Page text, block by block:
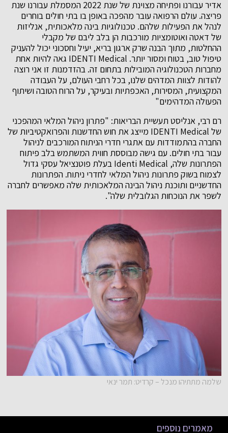
אדיר עבורנו ופתיחה מצוינת של שנת 2022 המסמלת עבורנו שנת
פריצה. עולם הרפואה עובר מהפכה באופן בו בתי חולים בוחרים
לנהל את הפעילות שלהם. טכנולוגיות בינה מלאכותית, אנליזות
של דאטה ואוטומציות מורכבות הן בלב ליבם של מקבלי
ההחלטות, מתוך הבנה שרק ארגון בריא, יעיל וחסכוני יכול להעניק
טיפול טוב, בטוח ומסור יותר. IDENTI Medical גאה להיות אחת
מחברות הטכנולוגיה המובילות בתחום זה. בהזדמנות זו אני רוצה
להודות לצוות המדהים שלנו, בכל רחבי העולם, על העבודה
המקצועית, המסירות, האכפתיות ובעיקר, על הרוח הטובה ושיתוף
הפעולה המדהימים"
רם רבי, אנליסט תעשיית הבריאות: "פתרון ניהול המלאי המהפכני
של IDENTI Medical מייצג את חוש החדשנות והפרואקטיביות של
החברה בהתמודדות עם אתגרי חדרי הניתוח המורכבים לניהול
עבור בתי חולים. עם גישה מבוססת חווית המשתמש בלב פיתוח
הפתרונות שלה, Identi Medical בעלת פוטנציאל עסקי גדול
לצמוח בשוק פתרונות ניהול המלאי לחדרי ניתוח. הפתרונות
החדשניים ותוכנת ניהול הבינה המלאכותית שלה מאפשרים לחברה
לשפר את הנוכחות הגלובלית שלה".
שלמה מתתיהו מנכל – קרדיט: תמר ינאי
מאמרים נוספים